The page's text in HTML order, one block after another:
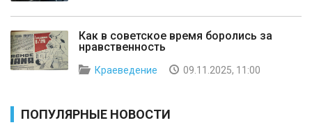
Как в советское время боролись за
нравственность
Краеведение 09.11.2025, 11:00
ПОПУЛЯРНЫЕ НОВОСТИ